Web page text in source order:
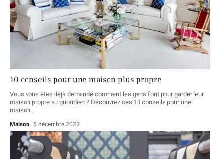
10 conseils pour une maison plus propre
Vous vous êtes déjà demandé comment les gens font pour garder leur
maison propre au quotidien ? Découvrez ces 10 conseils pour une
maison…
Maison 5 décembre 2022